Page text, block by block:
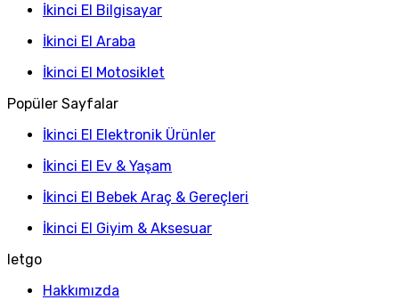
İkinci El Bilgisayar
İkinci El Araba
İkinci El Motosiklet
Popüler Sayfalar
İkinci El Elektronik Ürünler
İkinci El Ev & Yaşam
İkinci El Bebek Araç & Gereçleri
İkinci El Giyim & Aksesuar
letgo
Hakkımızda